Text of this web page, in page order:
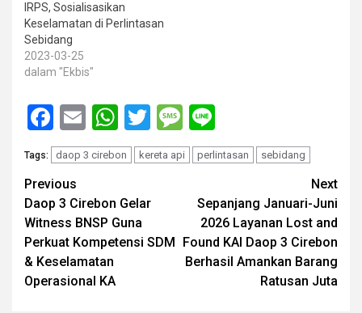
IRPS, Sosialisasikan
Keselamatan di Perlintasan
Sebidang
2023-03-25
dalam "Ekbis"
Facebook
EmailWhatsApp
TwitterMessage
Tags: daop 3 cirebon kereta api perlintasan sebidang
Post
navigation
Previous
Daop 3 Cirebon Gelar
Witness BNSP Guna
Perkuat Kompetensi SDM
& Keselamatan
Operasional KA
Next
Sepanjang Januari-Juni
2026 Layanan Lost and
Found KAI Daop 3 Cirebon
Berhasil Amankan Barang
Ratusan Juta